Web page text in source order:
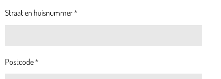
Straat en huisnummer *
Postcode *